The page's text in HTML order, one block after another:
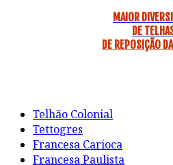
MAIOR
DE
DE REPOSIÇÃO
Telhão Colonial
Tettogres
Francesa Carioca
Francesa Paulista